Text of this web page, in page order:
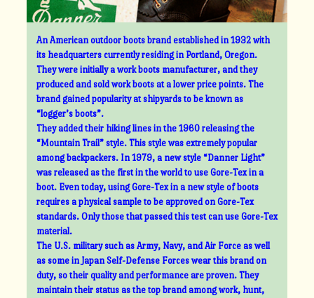
An American outdoor boots brand established in 1932 with
its headquarters currently residing in Portland, Oregon.
They were initially a work boots manufacturer, and they
produced and sold work boots at a lower price points. The
brand gained popularity at shipyards to be known as
“logger’s boots”.
They added their hiking lines in the 1960 releasing the
“Mountain Trail” style. This style was extremely popular
among backpackers. In 1979, a new style “Danner Light”
was released as the first in the world to use Gore-Tex in a
boot. Even today, using Gore-Tex in a new style of boots
requires a physical sample to be approved on Gore-Tex
standards. Only those that passed this test can use Gore-Tex
material.
The U.S. military such as Army, Navy, and Air Force as well
as some in Japan Self-Defense Forces wear this brand on
duty, so their quality and performance are proven. They
maintain their status as the top brand among work, hunt,